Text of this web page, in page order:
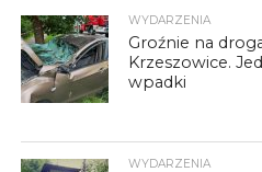
WYDARZENIA
Groźnie na
Krzeszowice.
wpadki
WYDARZENIA